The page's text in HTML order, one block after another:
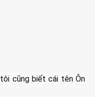
cũng biết cái tên Ôn